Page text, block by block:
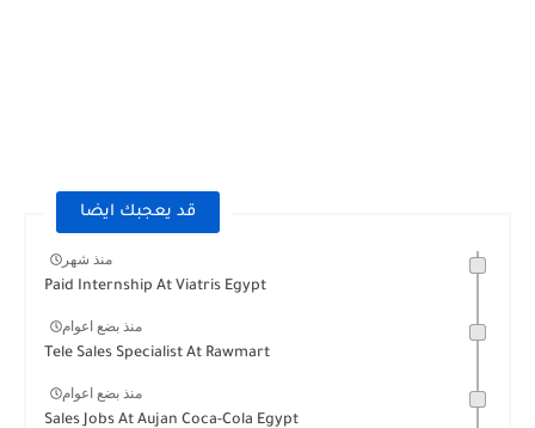
قد يعجبك ايضا
منذ شهر
Paid Internship At Viatris Egypt
منذ بضع اعوام
Tele Sales Specialist At Rawmart
منذ بضع اعوام
Sales Jobs At Aujan Coca-Cola Egypt